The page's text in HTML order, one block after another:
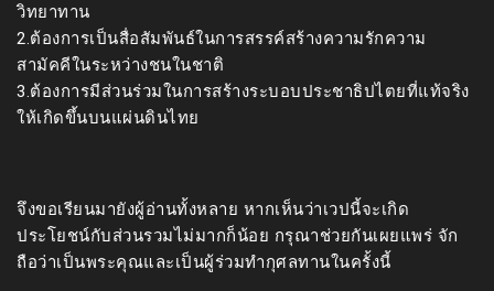
วิทยาทาน
2.ต้องการเป็นสื่อสัมพันธ์ในการสรรค์สร้างความรักความ
สามัคคีในระหว่างชนในชาติ
3.ต้องการมีส่วนร่วมในการสร้างระบอบประชาธิปไตยที่แท้จริง
ให้เกิดขึ้นบนแผ่นดินไทย
จึงขอเรียนมายังผู้อ่านทั้งหลาย หากเห็นว่าเวปนี้จะเกิด
ประโยชน์กับส่วนรวมไม่มากก็น้อย กรุณาช่วยกันเผยแพร่ จัก
ถือว่าเป็นพระคุณและเป็นผู้ร่วมทำกุศลทานในครั้งนี้